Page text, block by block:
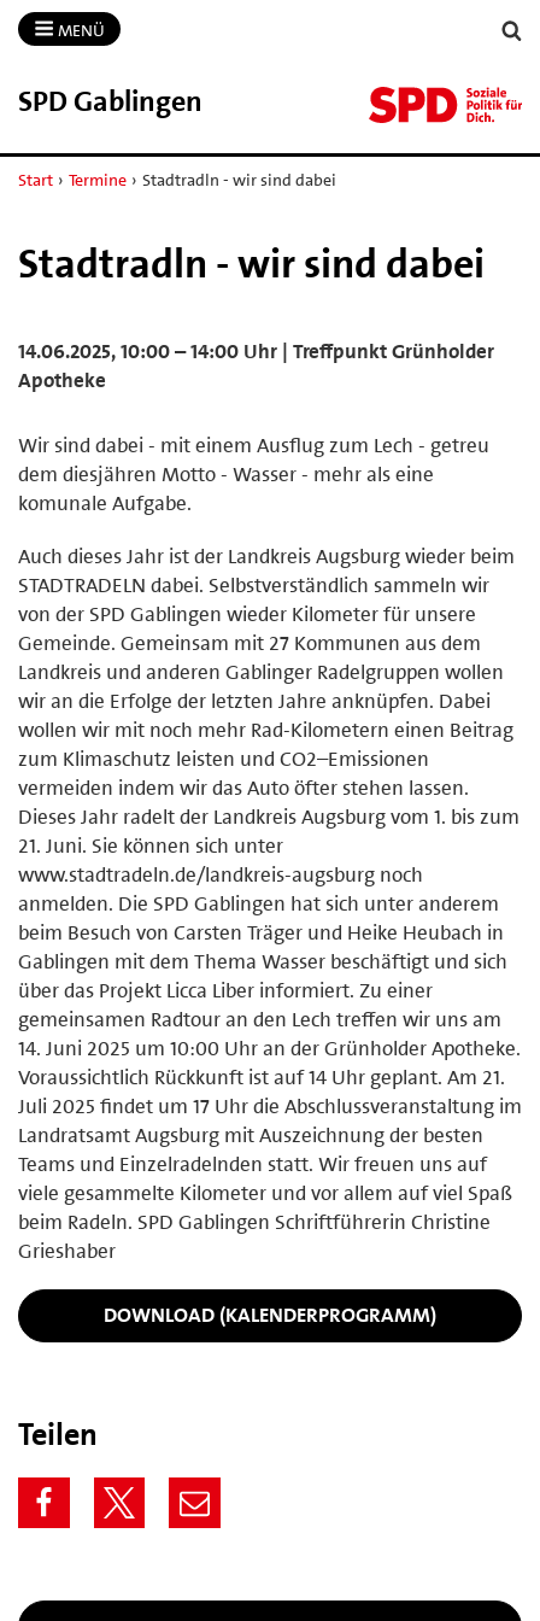
MENÜ
SPD Gablingen
Start › Termine › Stadtradln - wir sind dabei
Stadtradln - wir sind dabei
14.06.2025, 10:00 – 14:00 Uhr | Treffpunkt Grünholder
Apotheke
Wir sind dabei - mit einem Ausflug zum Lech - getreu
dem diesjähren Motto - Wasser - mehr als eine
komunale Aufgabe.
Auch dieses Jahr ist der Landkreis Augsburg wieder beim
STADTRADELN dabei. Selbstverständlich sammeln wir
von der SPD Gablingen wieder Kilometer für unsere
Gemeinde. Gemeinsam mit 27 Kommunen aus dem
Landkreis und anderen Gablinger Radelgruppen wollen
wir an die Erfolge der letzten Jahre anknüpfen. Dabei
wollen wir mit noch mehr Rad-Kilometern einen Beitrag
zum Klimaschutz leisten und CO2–Emissionen
vermeiden indem wir das Auto öfter stehen lassen.
Dieses Jahr radelt der Landkreis Augsburg vom 1. bis zum
21. Juni. Sie können sich unter
www.stadtradeln.de/landkreis-augsburg noch
anmelden. Die SPD Gablingen hat sich unter anderem
beim Besuch von Carsten Träger und Heike Heubach in
Gablingen mit dem Thema Wasser beschäftigt und sich
über das Projekt Licca Liber informiert. Zu einer
gemeinsamen Radtour an den Lech treffen wir uns am
14. Juni 2025 um 10:00 Uhr an der Grünholder Apotheke.
Voraussichtlich Rückkunft ist auf 14 Uhr geplant. Am 21.
Juli 2025 findet um 17 Uhr die Abschlussveranstaltung im
Landratsamt Augsburg mit Auszeichnung der besten
Teams und Einzelradelnden statt. Wir freuen uns auf
viele gesammelte Kilometer und vor allem auf viel Spaß
beim Radeln. SPD Gablingen Schriftführerin Christine
Grieshaber
DOWNLOAD (KALENDERPROGRAMM)
Teilen